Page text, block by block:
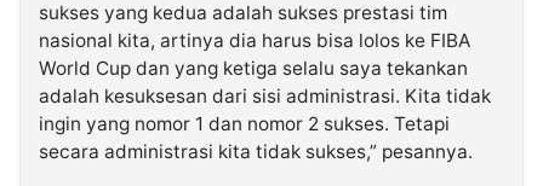
sukses yang kedua adalah sukses prestasi tim
nasional kita, artinya dia harus bisa lolos ke FIBA
World Cup dan yang ketiga selalu saya tekankan
adalah kesuksesan dari sisi administrasi. Kita tidak
ingin yang nomor 1 dan nomor 2 sukses. Tetapi
secara administrasi kita tidak sukses,” pesannya.